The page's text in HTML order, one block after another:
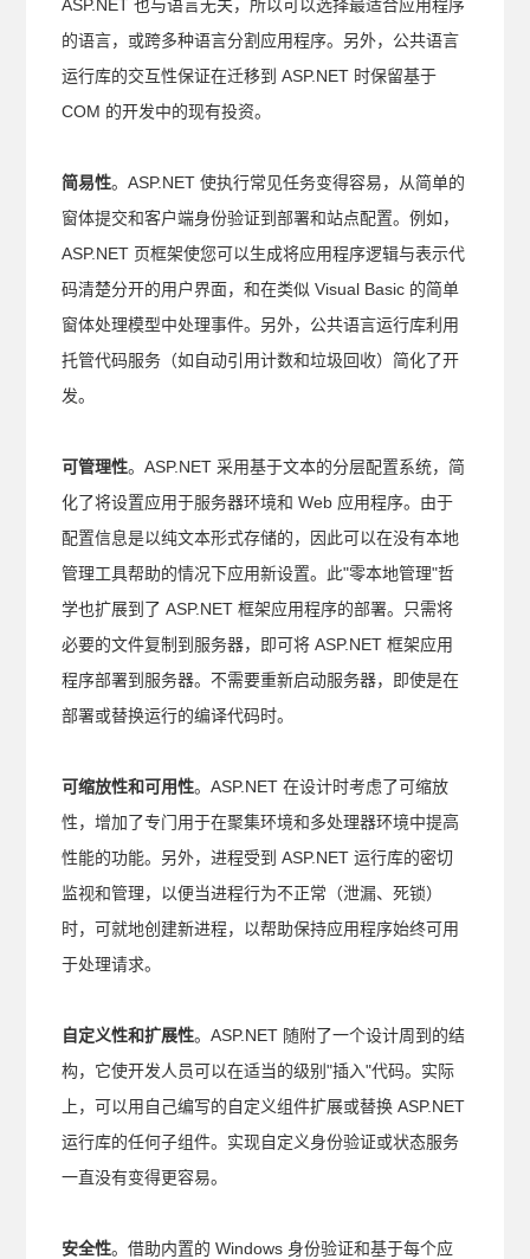
ASP.NET 也与语言无关，所以可以选择最适合应用程序
的语言，或跨多种语言分割应用程序。另外，公共语言
运行库的交互性保证在迁移到 ASP.NET 时保留基于
COM 的开发中的现有投资。
简易性。ASP.NET 使执行常见任务变得容易，从简单的
窗体提交和客户端身份验证到部署和站点配置。例如，
ASP.NET 页框架使您可以生成将应用程序逻辑与表示代
码清楚分开的用户界面，和在类似 Visual Basic 的简单
窗体处理模型中处理事件。另外，公共语言运行库利用
托管代码服务（如自动引用计数和垃圾回收）简化了开
发。
可管理性。ASP.NET 采用基于文本的分层配置系统，简
化了将设置应用于服务器环境和 Web 应用程序。由于
配置信息是以纯文本形式存储的，因此可以在没有本地
管理工具帮助的情况下应用新设置。此"零本地管理"哲
学也扩展到了 ASP.NET 框架应用程序的部署。只需将
必要的文件复制到服务器，即可将 ASP.NET 框架应用
程序部署到服务器。不需要重新启动服务器，即使是在
部署或替换运行的编译代码时。
可缩放性和可用性。ASP.NET 在设计时考虑了可缩放
性，增加了专门用于在聚集环境和多处理器环境中提高
性能的功能。另外，进程受到 ASP.NET 运行库的密切
监视和管理，以便当进程行为不正常（泄漏、死锁）
时，可就地创建新进程，以帮助保持应用程序始终可用
于处理请求。
自定义性和扩展性。ASP.NET 随附了一个设计周到的结
构，它使开发人员可以在适当的级别"插入"代码。实际
上，可以用自己编写的自定义组件扩展或替换 ASP.NET
运行库的任何子组件。实现自定义身份验证或状态服务
一直没有变得更容易。
安全性。借助内置的 Windows 身份验证和基于每个应